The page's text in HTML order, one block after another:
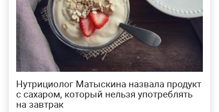
Нутрициолог Матыскина назвала продукт
с сахаром, который нельзя употреблять
на завтрак